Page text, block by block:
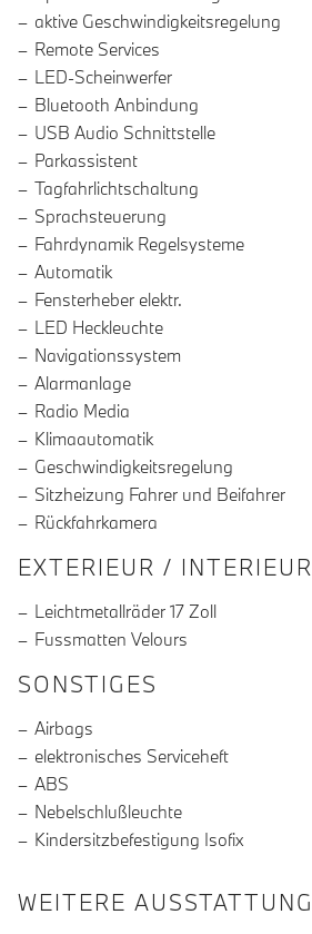
aktive Geschwindigkeitsregelung
Remote Services
LED-Scheinwerfer
Bluetooth Anbindung
USB Audio Schnittstelle
Parkassistent
Tagfahrlichtschaltung
Sprachsteuerung
Fahrdynamik Regelsysteme
Automatik
Fensterheber elektr.
LED Heckleuchte
Navigationssystem
Alarmanlage
Radio Media
Klimaautomatik
Geschwindigkeitsregelung
Sitzheizung Fahrer und Beifahrer
Rückfahrkamera
EXTERIEUR / INTERIEUR
Leichtmetallräder 17 Zoll
Fussmatten Velours
SONSTIGES
Airbags
elektronisches Serviceheft
ABS
Nebelschlußleuchte
Kindersitzbefestigung Isofix
WEITERE AUSSTATTUNG